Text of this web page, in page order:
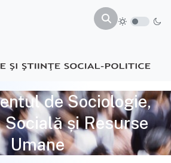
de Sociologie,
și Resurse
Umane